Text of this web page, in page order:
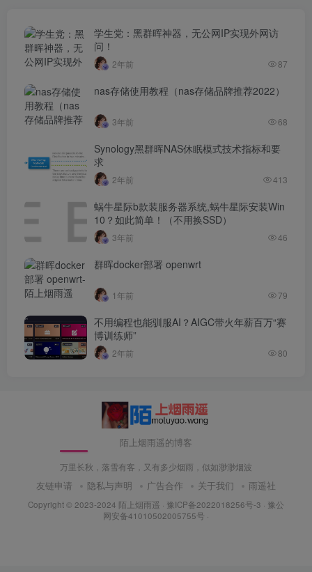
学生党：黑群晖神器，无公网IP实现外网访
问！
2年前 87
nas存储使用教程（nas存储品牌推荐2022）
3年前 68
Synology黑群晖NAS休眠模式技术指标和要
求
2年前 413
蜗牛星际b款装服务器系统,蜗牛星际安装Win
10？如此简单！（不用换SSD）
3年前 46
群晖docker部署 openwrt
1年前 79
不用编程也能驯服AI？AIGC带火年薪百万“赛
博训练师”
2年前 80
陌上烟雨遥的博客
万里长秋，落雪有客，又有多少烟雨，似如渺渺烟波
友链申请 隐私与声明 广告合作 关于我们 雨遥社
Copyright © 2023-2024 陌上烟雨遥 · 豫ICP备2022018256号-3 · 豫公
网安备41010502005755号 ·